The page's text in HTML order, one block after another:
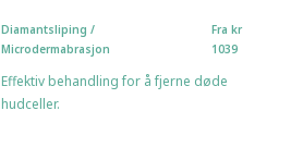
Diamantsliping /
Microdermabrasjon
Fra kr
1039
Effektiv behandling for å fjerne døde
hudceller.